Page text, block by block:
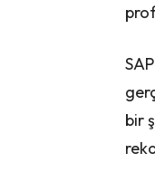
bir